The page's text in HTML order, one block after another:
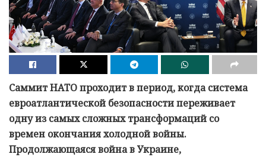
Саммит НАТО проходит в период, когда система
евроатлантической безопасности переживает
одну из самых сложных трансформаций со
времен окончания холодной войны.
Продолжающаяся война в Украине,